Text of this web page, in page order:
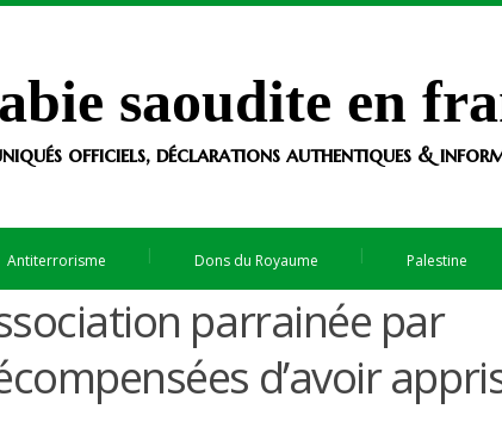
saoudite en
officiels, déclarations authentiques &
Antiterrorisme Dons du Royaume Palestine
parrainée par
d’avoir